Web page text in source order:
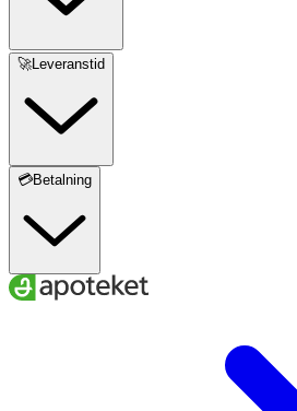
🚀Leveranstid
💳Betalning